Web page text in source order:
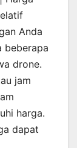
Anda
beberapa
drone.
jam
harga.
dapat